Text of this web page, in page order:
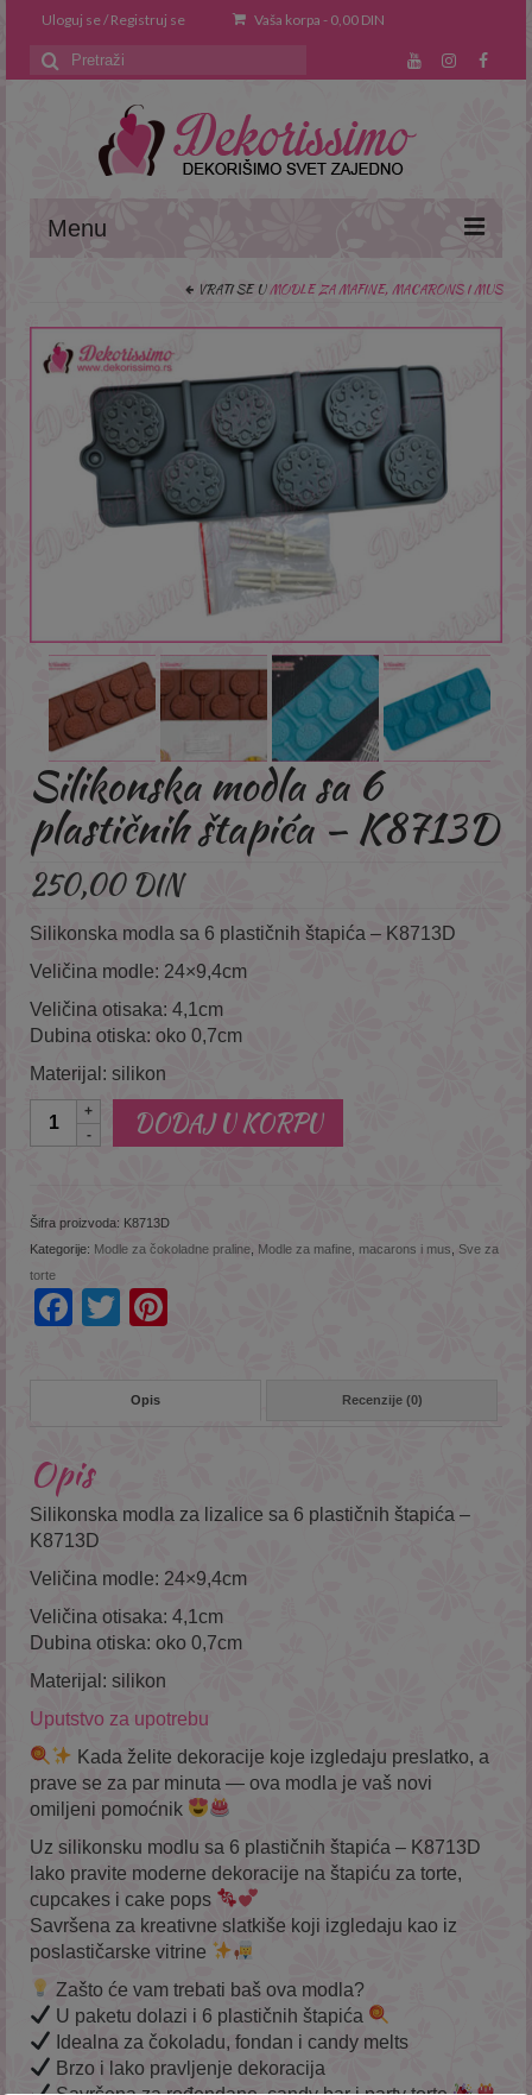
Uloguj se / Registruj se Vaša korpa - 0,00 DIN
Search
for:
Menu
O nama
Saveti i trikovi
Recepti
Prodavnica
VRATI SE UMODLE ZA MAFINE, MACARONS I MUS
Silikonska modla sa 6
plastičnih štapića – K8713D
250,00 DIN
Silikonska modla sa 6 plastičnih štapića – K8713D
Veličina modle: 24×9,4cm
Veličina otisaka: 4,1cm
Dubina otiska: oko 0,7cm
Materijal: silikon
Količina
DODAJ U KORPU
Šifra proizvoda: K8713D
Kategorije: Modle za čokoladne praline Modle za mafine, macarons i mus Sve za
torte
Facebook
Twitter
Opis Recenzije (0)
Opis
Silikonska modla za lizalice sa 6 plastičnih štapića –
K8713D
Veličina modle: 24×9,4cm
Veličina otisaka: 4,1cm
Dubina otiska: oko 0,7cm
Materijal: silikon
Uputstvo za upotrebu
Kada želite dekoracije koje izgledaju preslatko, a
prave se za par minuta — ova modla je vaš novi
omiljeni pomoćnik
Uz silikonsku modlu sa 6 plastičnih štapića – K8713D
lako pravite moderne dekoracije na štapiću za torte,
cupcakes i cake pops
Savršena za kreativne slatkiše koji izgledaju kao iz
poslastičarske vitrine
Zašto će vam trebati baš ova modla?
U paketu dolazi i 6 plastičnih štapića
Idealna za čokoladu, fondan i candy melts
Brzo i lako pravljenje dekoracija